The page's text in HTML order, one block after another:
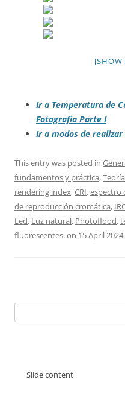
[SHOW
Ir a Temperatura de
Fotografía Parte I
Ir a modos de
This entry was posted in
fundamentos y práctica,
rendering index,CRI,espectro
de reproducción cromática,
Led, Luz natural, Photoflood,
fluorescentes.on 15 April 2024.
for:
Slide content